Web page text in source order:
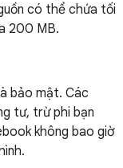
có thể chứa tối
200 MB.
bảo mật. Các
tư, trừ phi bạn
không bao giờ